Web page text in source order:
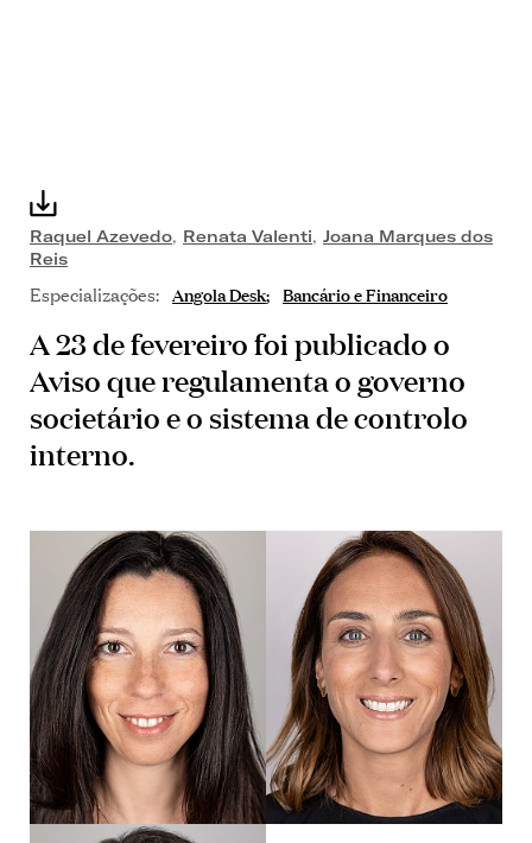
Raquel Azevedo, Renata Valenti, Joana Marques dos
Reis
Especializações: Angola Desk Bancário e Financeiro
A 23 de fevereiro foi publicado o
Aviso que regulamenta o governo
societário e o sistema de controlo
interno.